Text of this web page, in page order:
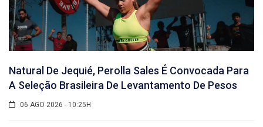
Natural De Jequié, Perolla Sales É Convocada Para
A Seleção Brasileira De Levantamento De Pesos
06 AGO 2026 - 10:25H